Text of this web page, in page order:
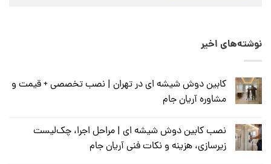
نوشته‌های اخیر
کابین دوش شیشه ای در تهران | نصب تخصصی + قیمت و
مشاوره آریان جام
نصب کابین دوش شیشه ای | مراحل اجرا، چک‌لیست
زیرسازی، هزینه و نکات فنی آریان جام